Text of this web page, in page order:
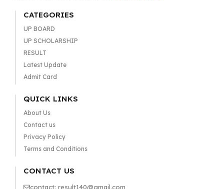
CATEGORIES
UP BOARD
UP SCHOLARSHIP
RESULT
Latest Update
Admit Card
QUICK LINKS
About Us
Contact us
Privacy Policy
Terms and Conditions
CONTACT US
contact: result140@gmail.com